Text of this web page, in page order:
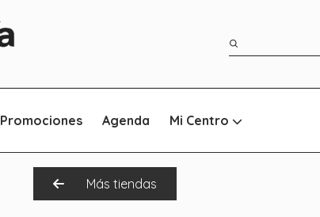
Promociones Agenda Mi Centro
Más tiendas